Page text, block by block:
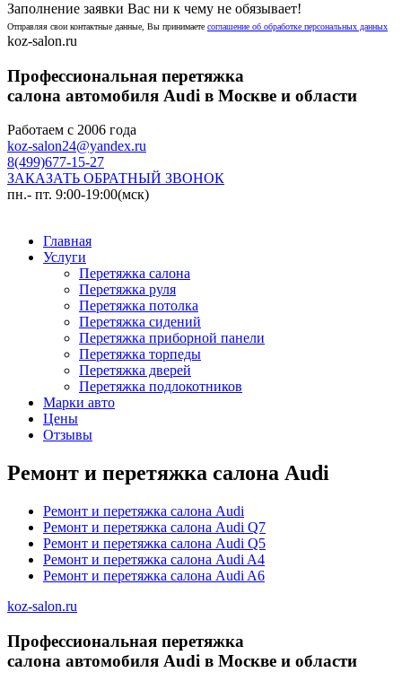
Заполнение заявки Вас ни к чему не обязывает!
Отправляя свои контактные данные, Вы принимаете соглашение об обработке персональных данных
koz-salon.ru
Профессиональная перетяжка
салона автомобиля Audi в Москве и области
Работаем с 2006 года
koz-salon24@yandex.ru
8(499)677-15-27
ЗАКАЗАТЬ ОБРАТНЫЙ ЗВОНОК
пн.- пт. 9:00-19:00(мск)
Главная
Услуги
Перетяжка салона
Перетяжка руля
Перетяжка потолка
Перетяжка сидений
Перетяжка приборной панели
Перетяжка торпеды
Перетяжка дверей
Перетяжка подлокотников
Марки авто
Цены
Отзывы
Ремонт и перетяжка салона Audi
Ремонт и перетяжка салона Audi
Ремонт и перетяжка салона Audi Q7
Ремонт и перетяжка салона Audi Q5
Ремонт и перетяжка салона Audi A4
Ремонт и перетяжка салона Audi A6
koz-salon.ru
Профессиональная перетяжка
салона автомобиля Audi в Москве и области